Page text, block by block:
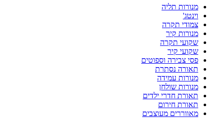
מנורות תליה
וינטג'
צמודי תקרה
מנורות קיר
שקועי תקרה
שקועי קיר
פסי צבירה וספוטים
תאורה נסתרת
מנורות עמידה
מנורות שולחן
תאורת חדרי ילדים
תאורת חירום
מאווררים מעוצבים